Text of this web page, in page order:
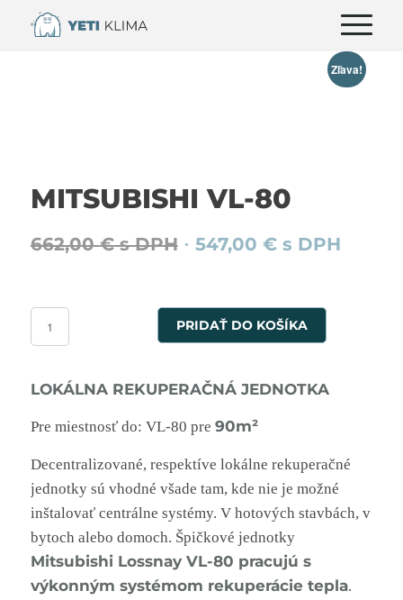
Zľava!
MITSUBISHI VL-80
662,00€
Original
was:
547,00 €
PRIDAŤ DO KOŠÍKA
LOKÁLNA REKUPERAČNÁ JEDNOTKA
Pre miestnosť do: VL-80 pre 90m²
Decentralizované, respektíve lokálne rekuperačné
jednotky sú vhodné všade tam, kde nie je možné
inštalovať centrálne systémy. V hotových stavbách, v
bytoch alebo domoch. Špičkové jednotky
Mitsubishi Lossnay VL-80 pracujú s
výkonným systémom rekuperácie tepla.